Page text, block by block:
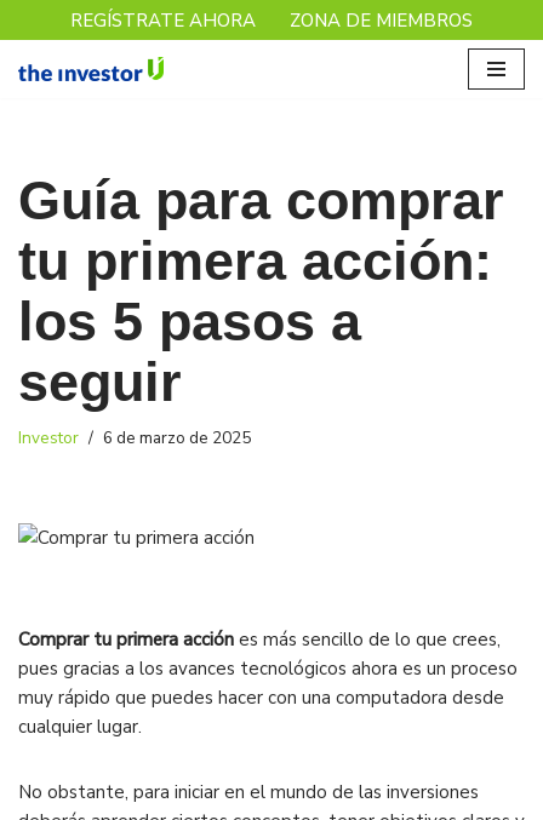
Saltar
REGÍSTRATE AHORA ZONA DE MIEMBROS
Guía para comprar
tu primera acción:
los 5 pasos a
seguir
Investor 6 de marzo de 2025
Comprar tu primera acción es más sencillo de lo que crees,
pues gracias a los avances tecnológicos ahora es un proceso
muy rápido que puedes hacer con una computadora desde
cualquier lugar.
No obstante, para iniciar en el mundo de las inversiones